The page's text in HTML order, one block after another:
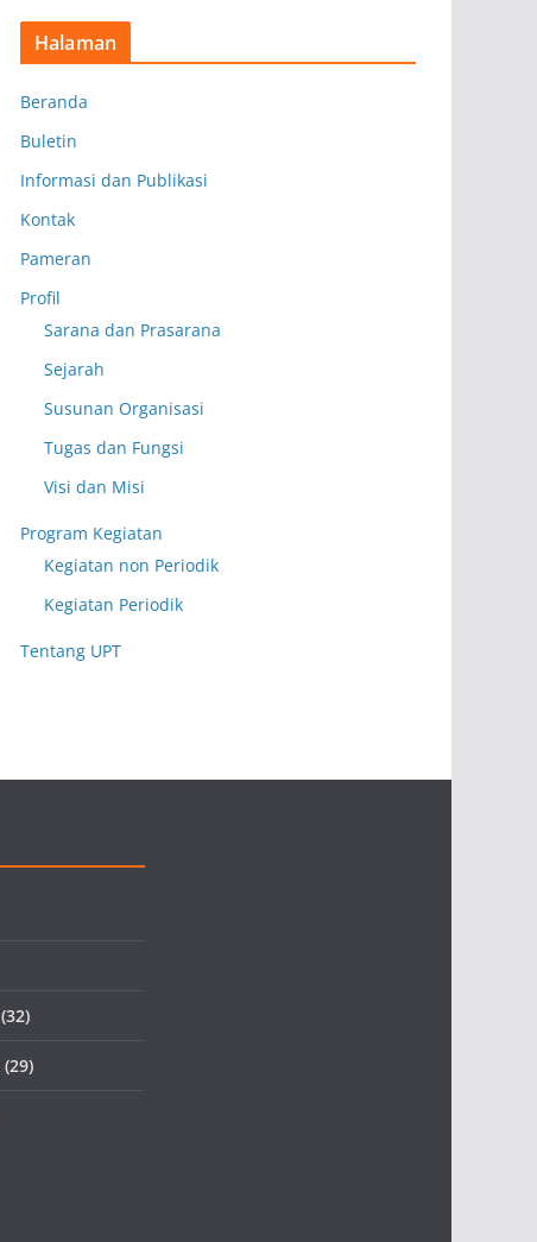
Halaman
Beranda
Buletin
Informasi dan Publikasi
Kontak
Pameran
Profil
Sarana dan Prasarana
Sejarah
Susunan Organisasi
Tugas dan Fungsi
Visi dan Misi
Program Kegiatan
Kegiatan non Periodik
Kegiatan Periodik
Tentang UPT
(32)
(29)